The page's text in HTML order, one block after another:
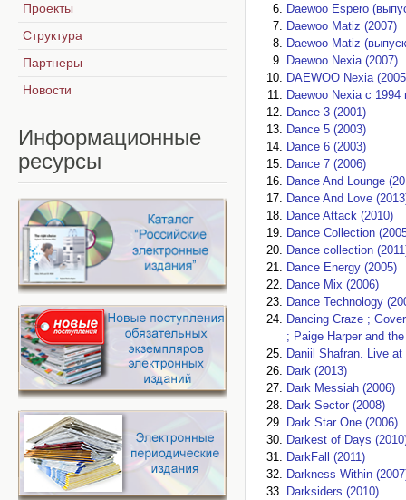
Daewoo Espero
Daewoo Matiz (2007)
Daewoo Matiz
Daewoo Nexia (2007)
DAEWOO Nexia
Daewoo Nexia c 1994
Dance 3 (2001)
Dance 5 (2003)
Dance 6 (2003)
Dance 7 (2006)
Dance And Lounge
Dance And Love
Dance Attack (2010)
Dance Collection
Dance collection
Dance Energy (2005)
Dance Mix (2006)
Dance Technology
Dancing Craze ;
; Paige Harper and
Daniil Shafran. Live
Dark (2013)
Dark Messiah (2006)
Dark Sector (2008)
Dark Star One (2006)
Darkest of Days
DarkFall (2011)
Darkness Within
Darksiders (2010)
Проекты
Структура
Партнеры
Новости
Информационные
ресурсы